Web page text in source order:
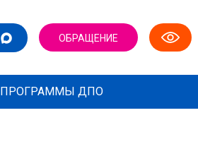
ОБРАЩЕНИЕ
ПРОГРАММЫ ДПО